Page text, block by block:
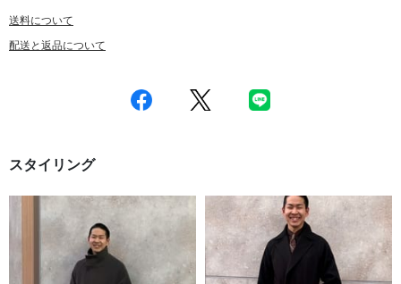
送料について
配送と返品について
スタイリング